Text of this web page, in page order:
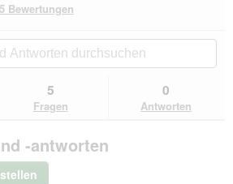
Bewertungen
Aktion
navigierst
du
Bewertungen.
5
Fragen
0
Antworten
-antworten